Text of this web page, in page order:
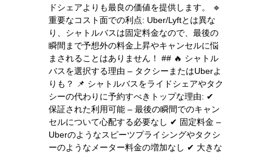
ドシェアよりも最良の価値を提供します。 🔹
重要なコスト面での利点: Uber/Lyftとは異な
り、シャトルバスは固定料金なので、最後の
瞬間まで予想外の料金上昇やキャンセルに悩
まされることはありません！ ## 🔥 シャトル
バスを選択する理由 – タクシーまたはUberよ
りも？ 📌 シャトルバスをライドシェアやタク
シーの代わりに予約すべきトップな理由: ✔
保証された利用可能 – 最後の瞬間でのキャン
セルについて心配する必要なし ✔ 固定料金 –
Uberのようなスピーツプライシングやタクシ
ーのようなメーター料金の増加なし ✔ 大きな